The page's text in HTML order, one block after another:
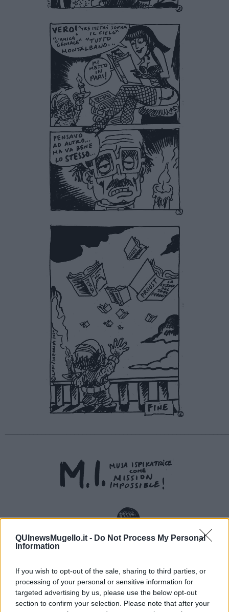
QUInewsMugello.it - Do Not Process My Personal
Information
If you wish to opt-out of the sale, sharing to third parties, or
processing of your personal or sensitive information for
targeted advertising by us, please use the below opt-out
section to confirm your selection. Please note that after your